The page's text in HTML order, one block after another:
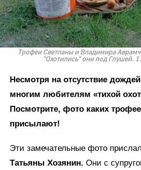
Трофеи Светланы и Владимира
"Охотились" они под Глушей.
Несмотря на отсутствие
многим любителям «тихой
Посмотрите, фото каких
присылают!
Эти замечательные фото
Татьяны Хозянин. Они с